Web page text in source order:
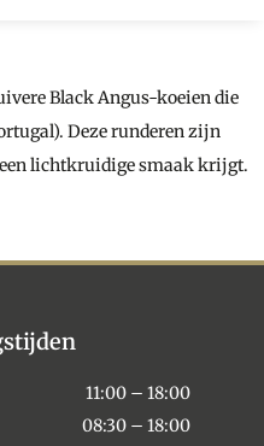
Black Angus-koeien die
Deze runderen zijn
lichtkruidige smaak krijgt.
11:00 – 18:00
08:30 – 18:00